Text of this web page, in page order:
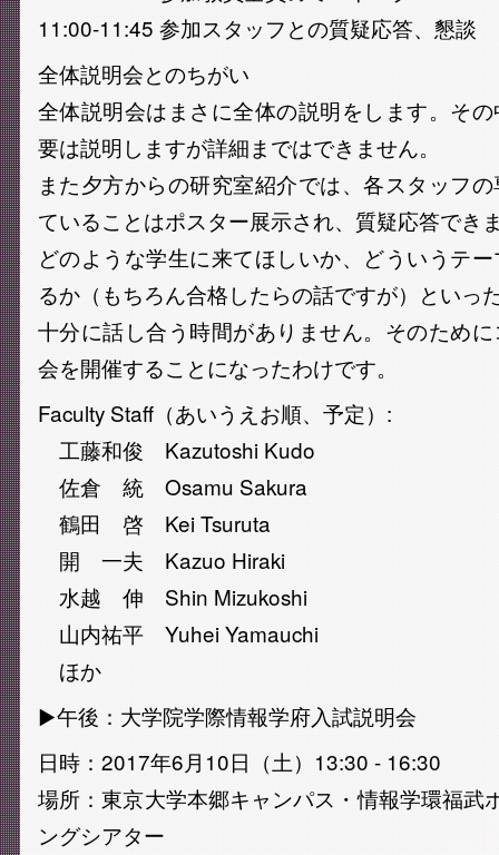
11:00-11:45 参加スタッフとの質疑応答、懇談
全体説明会とのちがい
全体説明会はまさに全体の説明をします。そ
要は説明しますが詳細まではできません。
また夕方からの研究室紹介では、各スタッフ
ていることはポスター展示され、質疑応答でき
どのような学生に来てほしいか、どういうテ
るか（もちろん合格したらの話ですが）といっ
十分に話し合う時間がありません。そのため
会を開催することになったわけです。
Faculty Staff（あいうえお順、予定）:
工藤和俊 Kazutoshi Kudo
佐倉 統 Osamu Sakura
鶴田 啓 Kei Tsuruta
開 一夫 Kazuo Hiraki
水越 伸 Shin Mizukoshi
山内祐平 Yuhei Yamauchi
ほか
▶︎午後：大学院学際情報学府入試説明会
日時：2017年6月10日（土）13:30 - 16:30
場所：東京大学本郷キャンパス・情報学環福武
ングシアター